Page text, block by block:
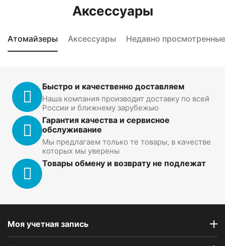
Аксессуары
Атомайзеры Аксессуары Недавно просмотренные
Быстро и качественно доставляем
Наша компания производит доставку по всей
России и ближнему зарубежью
Гарантия качества и сервисное
обслуживание
Мы предлагаем только те товары, в качестве
которых мы уверены
Товары обмену и возврату не подлежат
Моя учетная запись